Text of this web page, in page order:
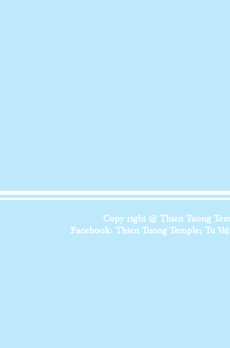
Copy right @ Thien Tuong
Facebook: Thien Tuong Temple; Tu